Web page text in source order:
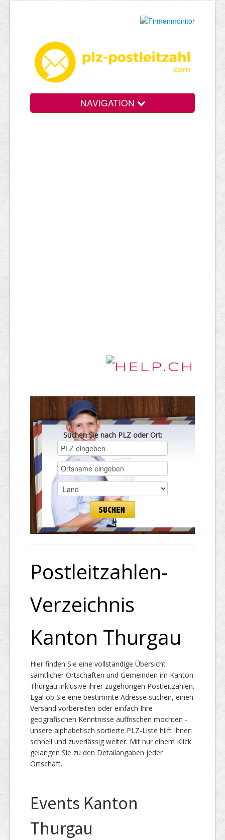
NAVIGATION
Suchen Sie nach PLZ oder Ort:
Postleitzahlen-
Verzeichnis
Kanton Thurgau
Hier finden Sie eine vollständige Übersicht
sämtlicher Ortschaften und Gemeinden im Kanton
Thurgau inklusive ihrer zugehörigen Postleitzahlen.
Egal ob Sie eine bestimmte Adresse suchen, einen
Versand vorbereiten oder einfach Ihre
geografischen Kenntnisse auffrischen möchten -
unsere alphabetisch sortierte PLZ-Liste hilft Ihnen
schnell und zuverlässig weiter. Mit nur einem Klick
gelangen Sie zu den Detailangaben jeder
Ortschaft.
Events Kanton
Thurgau